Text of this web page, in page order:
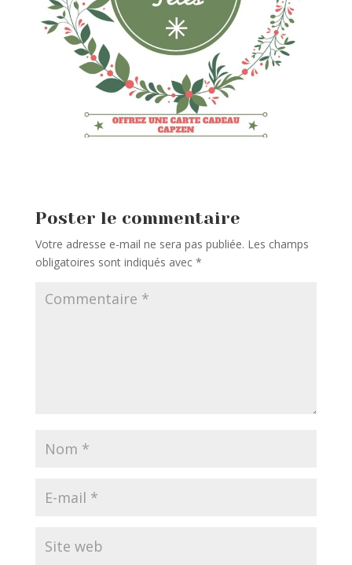
Poster le commentaire
Votre adresse e-mail ne sera pas publiée. Les champs
obligatoires sont indiqués avec *